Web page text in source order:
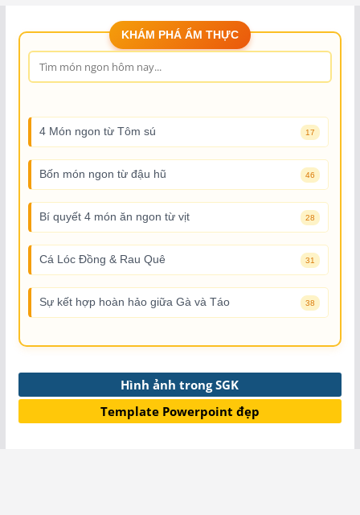
KHÁM PHÁ ẨM THỰC
4 Món ngon từ Tôm sú 17
Bốn món ngon từ đậu hũ 46
Bí quyết 4 món ăn ngon từ vịt 28
Cá Lóc Đồng & Rau Quê 31
Sự kết hợp hoàn hảo giữa Gà và Táo 38
Hình ảnh trong SGK
Template Powerpoint đẹp